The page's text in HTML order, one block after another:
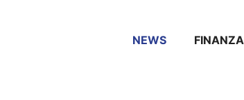
NEWS FINANZA